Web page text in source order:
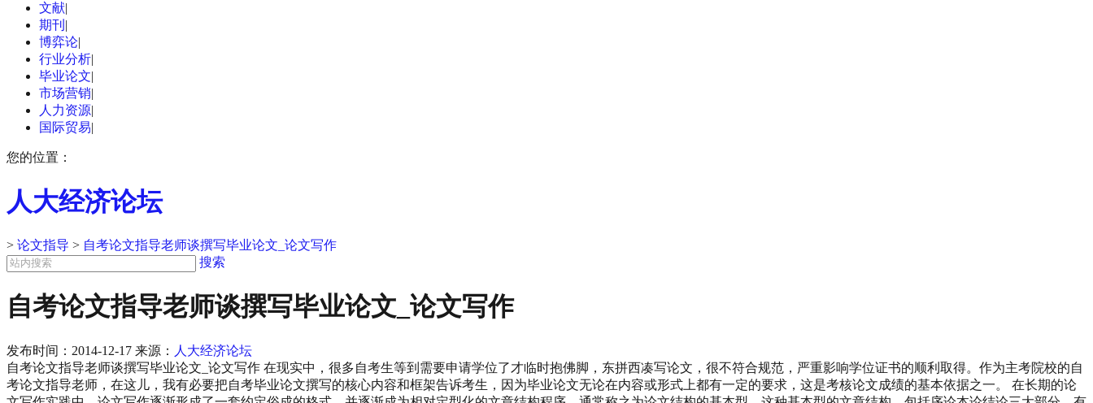
文献|
期刊 |
博弈论|
行业分析|
毕业论文|
市场营销|
人力资源|
国际贸易|
您的位置：
人大经济论坛
> 论文指导 > 自考论文指导老师谈撰写毕业论文_论文写作
搜索
自考论文指导老师谈撰写毕业论文_论文写作
发布时间： 2014-12-17 来源： 人大经济论坛
自考论文指导老师谈撰写毕业论文_论文写作 在现实中，很多自考生等到需要申请学位了才临时抱佛脚，东拼西凑写论文，很不符合规范，严重影响学位证书的顺利取得。作为主考院校的自
考论文指导老师，在这儿，我有必要把自考毕业论文撰写的核心内容和框架告诉考生，因为毕业论文无论在内容或形式上都有一定的要求，这是考核论文成绩的基本依据之一。 在长期的论